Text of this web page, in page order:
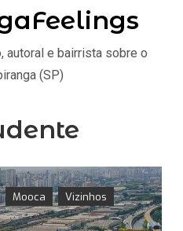
Mooca Vizinhos
autoral e bairrista sobre o
(SP)